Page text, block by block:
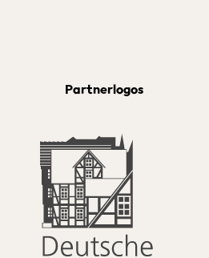
Partnerlogos